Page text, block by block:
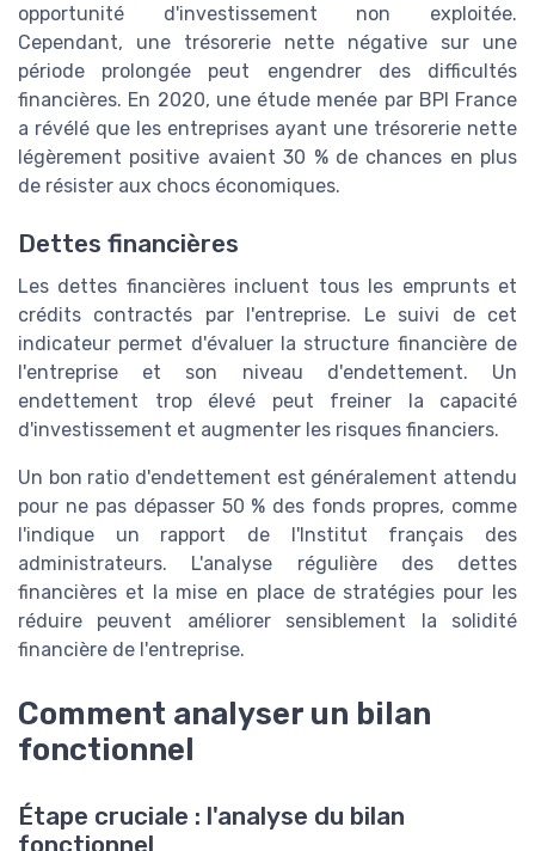
opportunité d'investissement non exploitée.
Cependant, une trésorerie nette négative sur une
période prolongée peut engendrer des difficultés
financières. En 2020, une étude menée par BPI France
a révélé que les entreprises ayant une trésorerie nette
légèrement positive avaient 30 % de chances en plus
de résister aux chocs économiques.
Dettes financières
Les dettes financières incluent tous les emprunts et
crédits contractés par l'entreprise. Le suivi de cet
indicateur permet d'évaluer la structure financière de
l'entreprise et son niveau d'endettement. Un
endettement trop élevé peut freiner la capacité
d'investissement et augmenter les risques financiers.
Un bon ratio d'endettement est généralement attendu
pour ne pas dépasser 50 % des fonds propres, comme
l'indique un rapport de l'Institut français des
administrateurs. L'analyse régulière des dettes
financières et la mise en place de stratégies pour les
réduire peuvent améliorer sensiblement la solidité
financière de l'entreprise.
Comment analyser un bilan
fonctionnel
Étape cruciale : l'analyse du bilan
fonctionnel